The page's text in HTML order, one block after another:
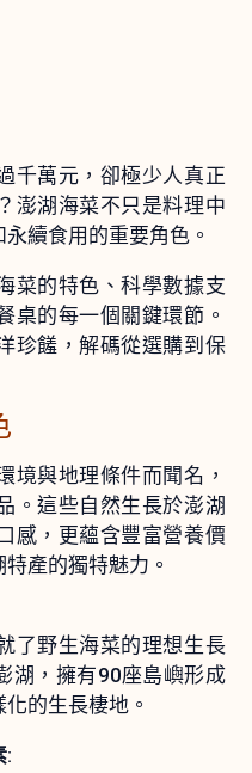
千萬元，卻極少人真正
澎湖海菜不只是料理中
續食用的重要角色。
菜的特色、科學數據支
桌的每一個關鍵環節。
珍饈，解碼從選購到保
境與地理條件而聞名，
。這些自然生長於澎湖
感，更蘊含豐富營養價
產的獨特魅力。
了野生海菜的理想生長
湖，擁有90座島嶼形成
的生長棲地。
: